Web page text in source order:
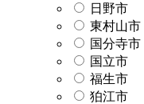
日野市
東村山市
国分寺市
国立市
福生市
狛江市